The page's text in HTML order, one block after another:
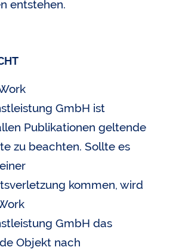
entstehen.
GmbH ist
Publikationen geltende
zu beachten. Sollte es
kommen, wird
GmbH das
Objekt nach